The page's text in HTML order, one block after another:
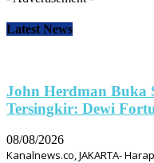
Latest News
John Herdman Buka
Tersingkir: Dewi
08/08/2026
Kanalnews.co, JAKARTA-